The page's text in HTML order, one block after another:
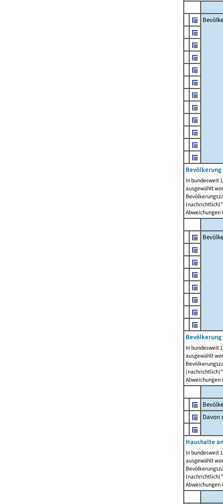
In bundesweit
ausgewählt
Abweichungen
In bundesweit
ausgewählt
Abweichungen
Davon
Haushalte
In bundesweit
ausgewählt
Abweichungen